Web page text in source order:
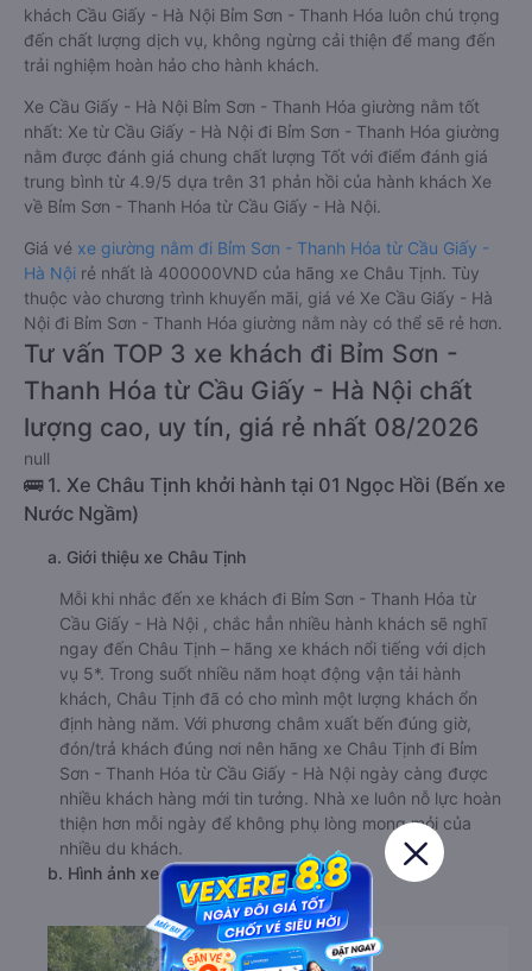
khách Cầu Giấy - Hà Nội Bỉm Sơn - Thanh Hóa luôn chú trọng
đến chất lượng dịch vụ, không ngừng cải thiện để mang đến
trải nghiệm hoàn hảo cho hành khách.
Xe Cầu Giấy - Hà Nội Bỉm Sơn - Thanh Hóa giường nằm tốt
nhất: Xe từ Cầu Giấy - Hà Nội đi Bỉm Sơn - Thanh Hóa giường
nằm được đánh giá chung chất lượng Tốt với điểm đánh giá
trung bình từ 4.9/5 dựa trên 31 phản hồi của hành khách Xe
về Bỉm Sơn - Thanh Hóa từ Cầu Giấy - Hà Nội.
Giá vé xe giường nằm đi Bỉm Sơn - Thanh Hóa từ Cầu Giấy -
Hà Nội rẻ nhất là 400000VND của hãng xe Châu Tịnh. Tùy
thuộc vào chương trình khuyến mãi, giá vé Xe Cầu Giấy - Hà
Nội đi Bỉm Sơn - Thanh Hóa giường nằm này có thể sẽ rẻ hơn.
Tư vấn TOP 3 xe khách đi Bỉm Sơn -
Thanh Hóa từ Cầu Giấy - Hà Nội chất
lượng cao, uy tín, giá rẻ nhất 08/2026
null
🚌 1. Xe Châu Tịnh khởi hành tại 01 Ngọc Hồi (Bến xe
Nước Ngầm)
a. Giới thiệu xe Châu Tịnh
Mỗi khi nhắc đến xe khách đi Bỉm Sơn - Thanh Hóa từ
Cầu Giấy - Hà Nội , chắc hẳn nhiều hành khách sẽ nghĩ
ngay đến Châu Tịnh – hãng xe khách nổi tiếng với dịch
vụ 5*. Trong suốt nhiều năm hoạt động vận tải hành
khách, Châu Tịnh đã có cho mình một lượng khách ổn
định hàng năm. Với phương châm xuất bến đúng giờ,
đón/trả khách đúng nơi nên hãng xe Châu Tịnh đi Bỉm
Sơn - Thanh Hóa từ Cầu Giấy - Hà Nội ngày càng được
nhiều khách hàng mới tin tưởng. Nhà xe luôn nỗ lực hoàn
thiện hơn mỗi ngày để không phụ lòng mong mỏi của
nhiều du khách.
b. Hình ảnh xe Châu Tịnh